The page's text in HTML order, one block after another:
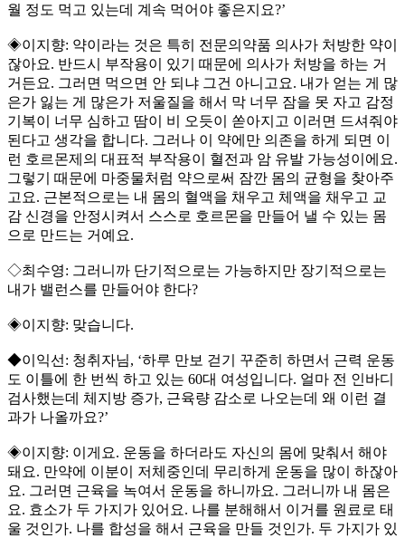
월 정도 먹고 있는데 계속 먹어야 좋은지요?’
◈이지향: 약이라는 것은 특히 전문의약품 의사가 처방한 약이
잖아요. 반드시 부작용이 있기 때문에 의사가 처방을 하는 거
거든요. 그러면 먹으면 안 되냐 그건 아니고요. 내가 얻는 게 많
은가 잃는 게 많은가 저울질을 해서 막 너무 잠을 못 자고 감정
기복이 너무 심하고 땀이 비 오듯이 쏟아지고 이러면 드셔줘야
된다고 생각을 합니다. 그러나 이 약에만 의존을 하게 되면 이
런 호르몬제의 대표적 부작용이 혈전과 암 유발 가능성이에요.
그렇기 때문에 마중물처럼 약으로써 잠깐 몸의 균형을 찾아주
고요. 근본적으로는 내 몸의 혈액을 채우고 체액을 채우고 교
감 신경을 안정시켜서 스스로 호르몬을 만들어 낼 수 있는 몸
으로 만드는 거예요.
◇최수영: 그러니까 단기적으로는 가능하지만 장기적으로는
내가 밸런스를 만들어야 한다?
◈이지향: 맞습니다.
◆이익선: 청취자님, ‘하루 만보 걷기 꾸준히 하면서 근력 운동
도 이틀에 한 번씩 하고 있는 60대 여성입니다. 얼마 전 인바디
검사했는데 체지방 증가, 근육량 감소로 나오는데 왜 이런 결
과가 나올까요?’
◈이지향: 이게요. 운동을 하더라도 자신의 몸에 맞춰서 해야
돼요. 만약에 이분이 저체중인데 무리하게 운동을 많이 하잖아
요. 그러면 근육을 녹여서 운동을 하니까요. 그러니까 내 몸은
요. 효소가 두 가지가 있어요. 나를 분해해서 이거를 원료로 태
울 것인가. 나를 합성을 해서 근육을 만들 것인가. 두 가지가 있